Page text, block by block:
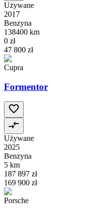
Używane
2017
Benzyna
138400 km
0 zł
47 800 zł
Cupra
Formentor
Używane
2025
Benzyna
5 km
187 897 zł
169 900 zł
Porsche